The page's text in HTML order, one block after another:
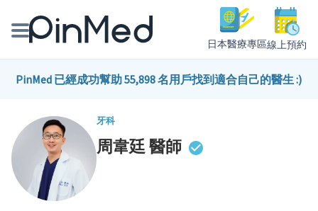
日本醫療專區線上預約
線上預約醫師、院所
醫師專欄專訪
健康主題館
PinMed 已經成功幫助 55,898 名用戶找到適合自己的醫生 :)
牙科
周韋廷醫師